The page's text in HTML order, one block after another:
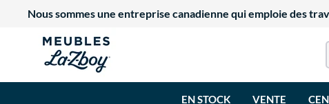
Nous sommes une entreprise canadienne qui emploie des
EN STOCK VENTE